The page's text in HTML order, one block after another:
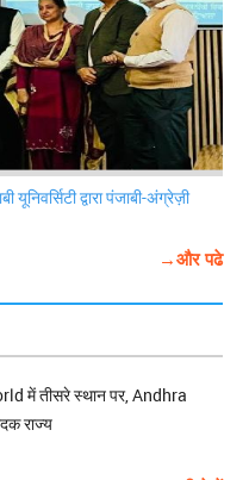
द्वारा पंजाबी-अंग्रेज़ी
→और पढे
में तीसरे स्थान पर, Andhra
राज्य